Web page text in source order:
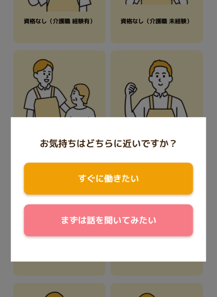
お気持ちはどちらに近いですか？
すぐに働きたい
まずは話を聞いてみたい
資格なし（介護職 経験有） 資格なし（介護職 未経験）
介護福祉士
介護職員初任者研修（ヘルパー2
級）